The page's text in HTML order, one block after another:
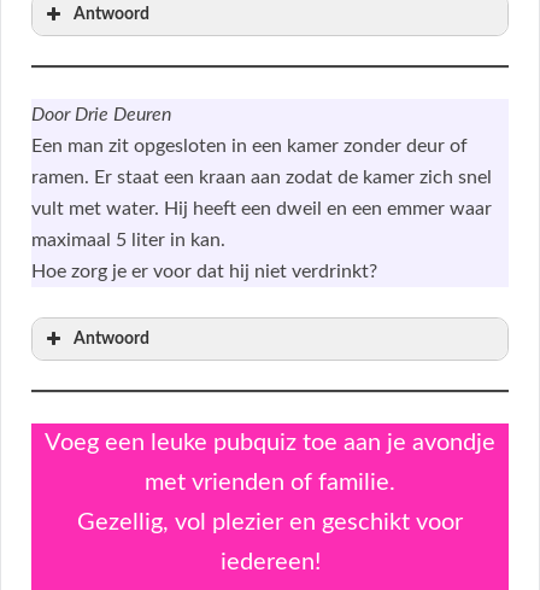
Antwoord
Door Drie Deuren
Een man zit opgesloten in een kamer zonder deur of
ramen. Er staat een kraan aan zodat de kamer zich snel
vult met water. Hij heeft een dweil en een emmer waar
maximaal 5 liter in kan.
Hoe zorg je er voor dat hij niet verdrinkt?
Antwoord
Voeg een leuke pubquiz toe aan je avondje
met vrienden of familie.
Gezellig, vol plezier en geschikt voor
iedereen!